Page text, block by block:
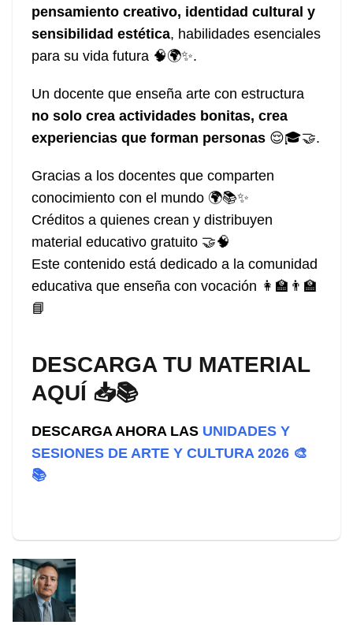
pensamiento creativo, identidad cultural y
sensibilidad estética, habilidades esenciales
para su vida futura 🧠🌍✨.
Un docente que enseña arte con estructura
no solo crea actividades bonitas, crea
experiencias que forman personas 😌🎓🤝.
Gracias a los docentes que comparten
conocimiento con el mundo 🌍📚✨
Créditos a quienes crean y distribuyen
material educativo gratuito 🤝🧠
Este contenido está dedicado a la comunidad
educativa que enseña con vocación 👩‍🏫👨‍🏫
📘
DESCARGA TU MATERIAL
AQUÍ 📥📚
DESCARGA AHORA LAS UNIDADES Y
SESIONES DE ARTE Y CULTURA 2026 🎨
📚